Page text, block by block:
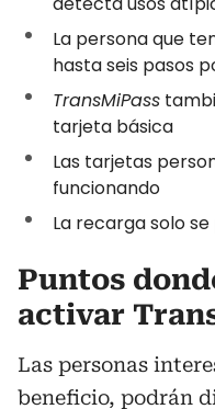
La persona que
hasta seis pasos
TransMiPass
tarjeta básica
Las tarjetas
funcionando
La recarga solo
Puntos
activar
Las personas
beneficio, podrán